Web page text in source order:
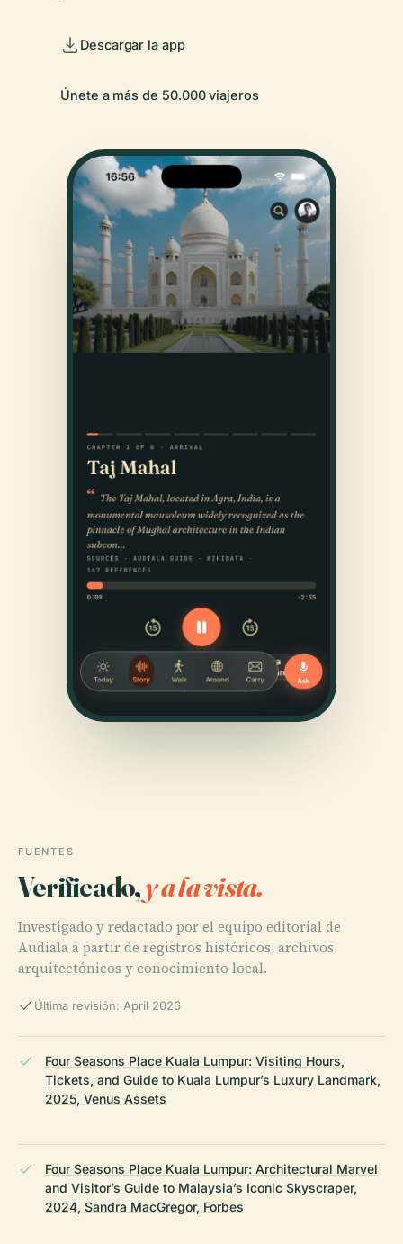
Descargar la app
Únete a más de 50.000 viajeros
FUENTES
Verificado,y a la vista.
Investigado y redactado por el equipo editorial de
Audiala a partir de registros históricos, archivos
arquitectónicos y conocimiento local.
Última revisión: April 2026
Four Seasons Place Kuala Lumpur: Visiting Hours,
Tickets, and Guide to Kuala Lumpur’s Luxury Landmark,
2025, Venus Assets
Four Seasons Place Kuala Lumpur: Architectural Marvel
and Visitor’s Guide to Malaysia’s Iconic Skyscraper,
2024, Sandra MacGregor, Forbes